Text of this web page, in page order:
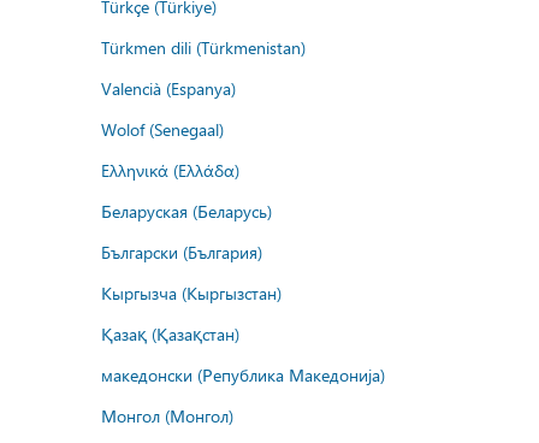
Türkçe (Türkiye)
Türkmen dili (Türkmenistan)
Valencià (Espanya)
Wolof (Senegaal)
Ελληνικά (Ελλάδα)
Беларуская (Беларусь)
Български (България)
Кыргызча (Кыргызстан)
Қазақ (Қазақстан)
македонски (Република Македонија)
Монгол (Монгол)